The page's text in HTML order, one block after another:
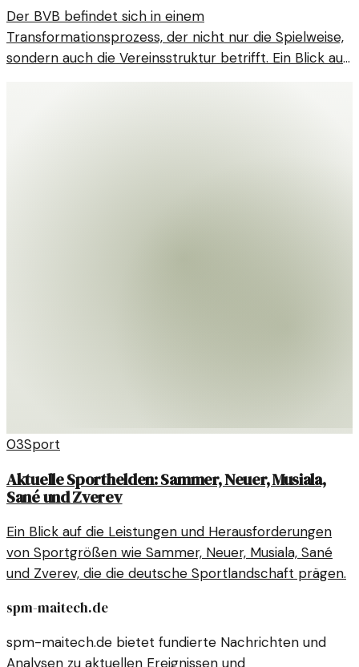
Der BVB befindet sich in einem
Transformationsprozess, der nicht nur die Spielweise,
sondern auch die Vereinsstruktur betrifft. Ein Blick auf
03Sport
Aktuelle Sporthelden: Sammer, Neuer, Musiala,
Sané und Zverev
Ein Blick auf die Leistungen und Herausforderungen
von Sportgrößen wie Sammer, Neuer, Musiala, Sané
und Zverev, die die deutsche Sportlandschaft prägen.
spm-maitech.de
spm-maitech.de bietet fundierte Nachrichten und
Analysen zu aktuellen Ereignissen und